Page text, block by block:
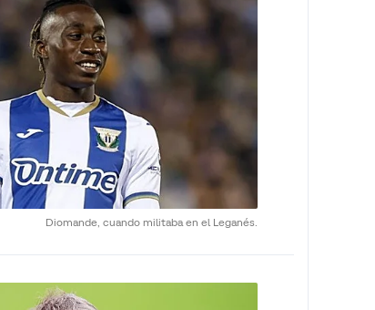
Diomande, cuando militaba en el Leganés.